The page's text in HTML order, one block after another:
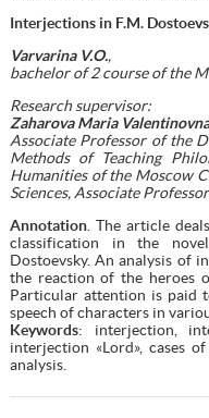
Interjections in F.M.
Varvarina V.O.,
bachelor of 2 course of the
Research supervisor:
Zaharova Maria Valentinovna
Associate Professor of the
Methods of Teaching
Humanities of the Moscow
Sciences, Associate Professor
Annotation. The article
classification in the
Dostoevsky. An analysis of
the reaction of the heroes
Particular attention is paid
speech of characters in
Keywords: interjection,
interjection «Lord», cases
analysis.